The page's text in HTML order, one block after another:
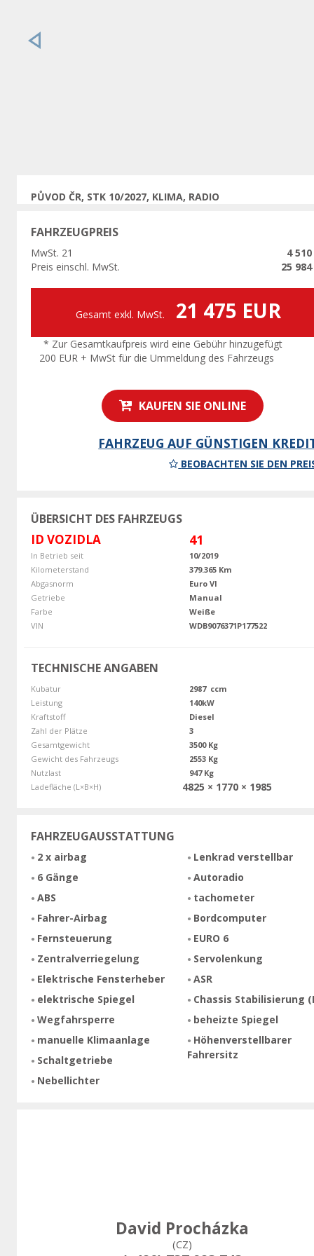
Vorherige
PŮVOD ČR, STK 10/2027, KLIMA, RADIO
FAHRZEUGPREIS
MwSt. 21
4 510
Preis einschl. MwSt.
25 984
Gesamt exkl. MwSt. 21 475 EUR
* Zur Gesamtkaufpreis wird eine Gebühr hinzugefügt
200 EUR + MwSt für die Ummeldung des Fahrzeugs
KAUFEN SIE ONLINE
FAHRZEUG AUF GÜNSTIGEN
BEOBACHTEN SIE DEN
ÜBERSICHT DES FAHRZEUGS
ID VOZIDLA 41
In Betrieb seit
10/2019
Kilometerstand
379.365 Km
Abgasnorm
Euro VI
Getriebe
Manual
Farbe
Weiße
VIN
WDB9076371P177522
TECHNISCHE ANGABEN
Kubatur
2987 ccm
Leistung
140kW
Kraftstoff
Diesel
Zahl der Plätze
3
Gesamtgewicht
3500 Kg
Gewicht des Fahrzeugs
2553 Kg
Nutzlast
947 Kg
Ladefläche (L×B×H)
4825 × 1770 × 1985
FAHRZEUGAUSSTATTUNG
2 x airbag
6 Gänge
ABS
Fahrer-Airbag
Fernsteuerung
Zentralverriegelung
Elektrische Fensterheber
elektrische Spiegel
Wegfahrsperre
manuelle Klimaanlage
Schaltgetriebe
Nebellichter
Lenkrad verstellbar
Autoradio
tachometer
Bordcomputer
EURO 6
Servolenkung
ASR
Chassis Stabilisierung
beheizte Spiegel
Höhenverstellbarer
Fahrersitz
David Procházka
(CZ)